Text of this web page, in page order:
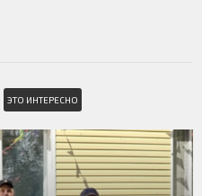
ЭТО ИНТЕРЕСНО